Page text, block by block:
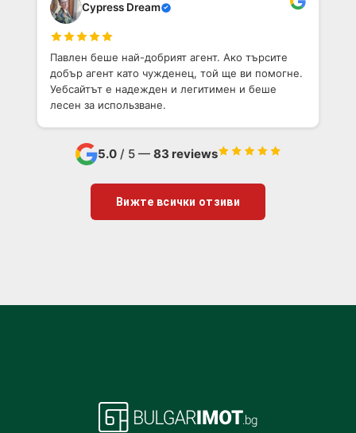
Cypress Dream
Павлен беше най-добрият агент. Ако търсите
добър агент като чужденец, той ще ви помогне.
Уебсайтът е надежден и легитимен и беше
лесен за использване.
5.0/ 5 — 83 reviews
Вижте всички отзиви